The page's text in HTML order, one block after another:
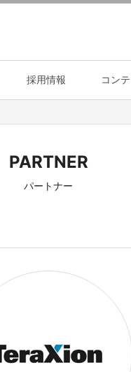
採用情報 コン
PARTNER
パートナー